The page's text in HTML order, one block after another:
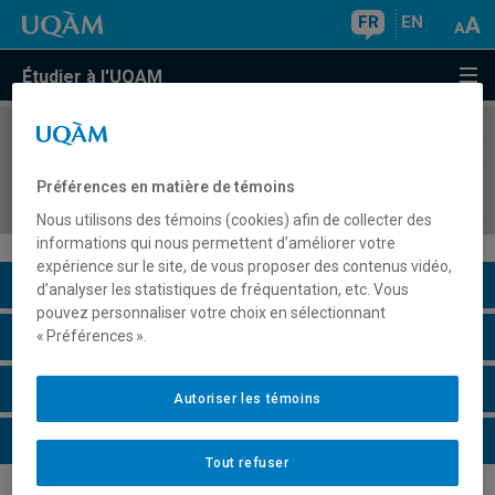
FR EN
Étudier à l'UQAM
COURS//
1945 à nos jours
Description du cours
Horaire - Été 2026
Horaire - Automne 2026
Horaire - Hiver 2027
Préférences en matière de témoins
Nous utilisons des témoins (cookies) afin de collecter des
informations qui nous permettent d’améliorer votre
expérience sur le site, de vous proposer des contenus vidéo,
d’analyser les statistiques de fréquentation, etc. Vous
pouvez personnaliser votre choix en sélectionnant
« Préférences ».
Tout refuser
Autoriser les témoins